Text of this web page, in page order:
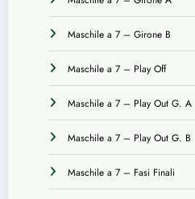
Maschile a 7 – Girone B
Maschile a 7 – Play Off
Maschile a 7 – Play Out G. A
Maschile a 7 – Play Out G. B
Maschile a 7 – Fasi Finali